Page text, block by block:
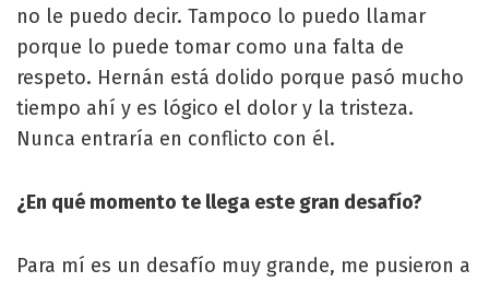
no le puedo decir. Tampoco lo puedo llamar
porque lo puede tomar como una falta de
respeto. Hernán está dolido porque pasó mucho
tiempo ahí y es lógico el dolor y la tristeza.
Nunca entraría en conflicto con él.
¿En qué momento te llega este gran desafío?
Para mí es un desafío muy grande, me pusieron a